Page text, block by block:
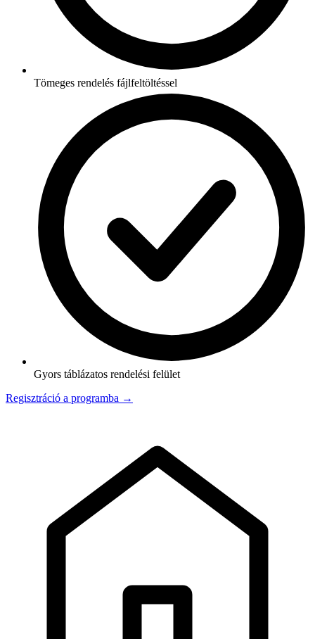
Tömeges rendelés fájlfeltöltéssel
Gyors táblázatos rendelési felület
Regisztráció a programba →